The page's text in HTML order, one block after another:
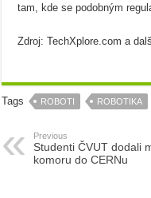
tam, kde se podobným
Zdroj: TechXplore.com a
Tags ROBOTI ROBOTIKA
Previous
Studenti ČVUT dodali
komoru do CERNu